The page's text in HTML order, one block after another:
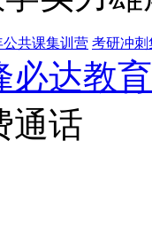
公共课集训营 考研冲刺
必达教育
通话